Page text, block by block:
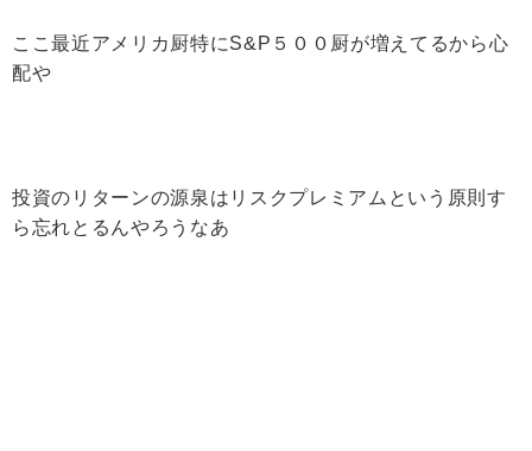
ここ最近アメリカ厨特にS&P５００厨が増えてるから心
配や
投資のリターンの源泉はリスクプレミアムという原則す
ら忘れとるんやろうなあ